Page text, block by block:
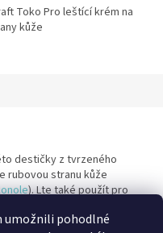
umožnili pohodlné
Toko Pro leštící krém na
kůže
destičky z tvrzeného
rubovou stranu kůže
). Lte také použít pro